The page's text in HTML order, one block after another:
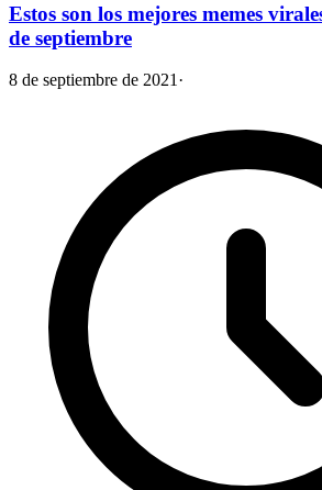
Estos son los mejores memes
de septiembre
8 de septiembre de 2021 ·